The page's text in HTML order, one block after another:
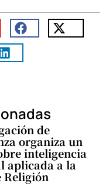
de
organiza un
inteligencia
aplicada a la
Religión